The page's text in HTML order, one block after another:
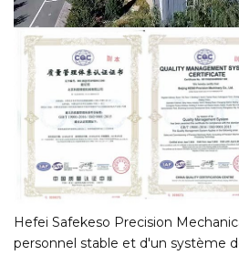
Hefei Safekeso Precision
personnel stable et d'un système